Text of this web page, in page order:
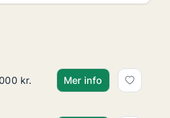
m2 lägenhet att hyra i Västerort,
kr. Mer info